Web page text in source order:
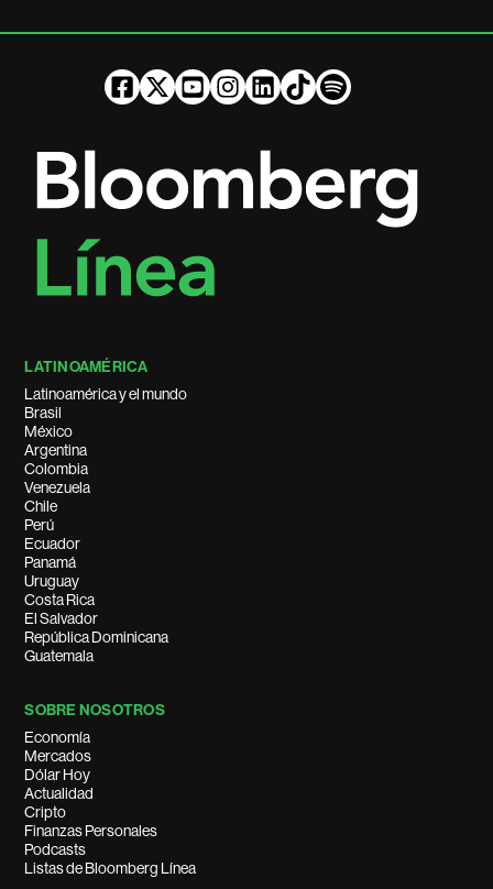
LATINOAMÉRICA
Latinoamérica y el mundo
Brasil
México
Argentina
Colombia
Venezuela
Chile
Perú
Ecuador
Panamá
Uruguay
Costa Rica
El Salvador
República Dominicana
Guatemala
SOBRE NOSOTROS
Economía
Mercados
Dólar Hoy
Actualidad
Cripto
Finanzas Personales
Podcasts
Listas de Bloomberg Línea